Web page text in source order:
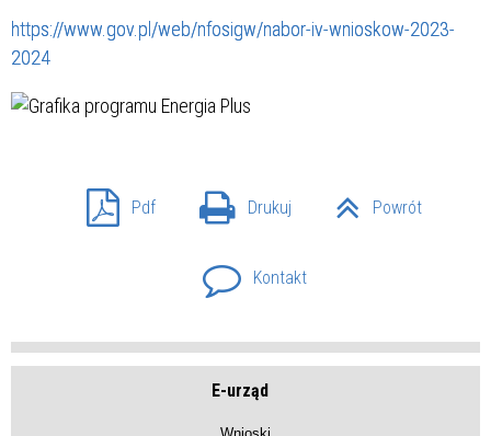
https://www.gov.pl/web/nfosigw/nabor-iv-wnioskow-2023-
2024
Pdf Drukuj Powrót
Kontakt
E-urząd